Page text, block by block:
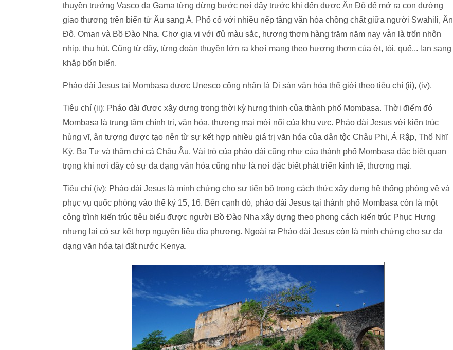
thuyền trưởng Vasco da Gama từng dừng bước nơi đây trước khi đến được Ấn Độ để mở ra con đường
giao thương trên biển từ Âu sang Á. Phố cổ với nhiều nếp tầng văn hóa chồng chất giữa người Swahili, Ấn
Độ, Oman và Bồ Đào Nha. Chợ gia vị với đủ màu sắc, hương thơm hàng trăm năm nay vẫn là trốn nhộn
nhịp, thu hút. Cũng từ đây, từng đoàn thuyền lớn ra khơi mang theo hương thơm của ớt, tỏi, quế... lan sang
khắp bốn biển.
Pháo đài Jesus tại Mombasa được Unesco công nhận là Di sản văn hóa thế giới theo tiêu chí (ii), (iv).
Tiêu chí (ii): Pháo đài được xây dựng trong thời kỳ hưng thịnh của thành phố Mombasa. Thời điểm đó
Mombasa là trung tâm chính trị, văn hóa, thương mại mới nổi của khu vực. Pháo đài Jesus với kiến trúc
hùng vĩ, ân tượng được tạo nên từ sự kết hợp nhiều giá trị văn hóa của dân tộc Châu Phi, Ả Rập, Thổ Nhĩ
Kỳ, Ba Tư và thậm chí cả Châu Âu. Vài trò của pháo đài cũng như của thành phố Mombasa đặc biệt quan
trọng khi nơi đây có sự đa dạng văn hóa cũng như là nơi đặc biết phát triển kinh tế, thương mại.
Tiêu chí (iv): Pháo đài Jesus là minh chứng cho sự tiến bộ trong cách thức xây dựng hệ thống phòng vệ và
phục vụ quốc phòng vào thế kỷ 15, 16. Bên cạnh đó, pháo đài Jesus tại thành phố Mombasa còn là một
công trình kiến trúc tiêu biểu được người Bồ Đào Nha xây dựng theo phong cách kiến trúc Phục Hưng
nhưng lại có sự kết hợp nguyên liệu địa phương. Ngoài ra Pháo đài Jesus còn là minh chứng cho sự đa
dạng văn hóa tại đất nước Kenya.